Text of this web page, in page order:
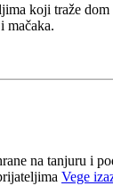
koji traže
mačaka.
na tanjuru i
Vege